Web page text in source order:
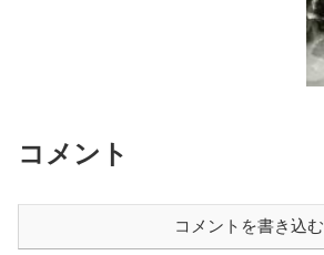
コメント
コメントを書き込む